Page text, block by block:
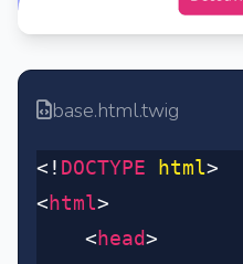
base.html.twig
<! DOCTYPE html>
<html>
	<
head>